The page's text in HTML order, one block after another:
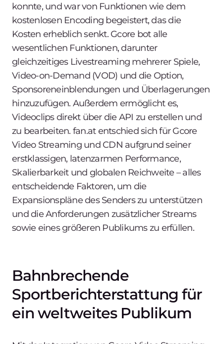
konnte, und war von Funktionen wie dem
kostenlosen Encoding begeistert, das die
Kosten erheblich senkt. Gcore bot alle
wesentlichen Funktionen, darunter
gleichzeitiges Livestreaming mehrerer Spiele,
Video-on-Demand (VOD) und die Option,
Sponsoreneinblendungen und Überlagerungen
hinzuzufügen. Außerdem ermöglicht es,
Videoclips direkt über die API zu erstellen und
zu bearbeiten. fan.at entschied sich für Gcore
Video Streaming und CDN aufgrund seiner
erstklassigen, latenzarmen Performance,
Skalierbarkeit und globalen Reichweite – alles
entscheidende Faktoren, um die
Expansionspläne des Senders zu unterstützen
und die Anforderungen zusätzlicher Streams
sowie eines größeren Publikums zu erfüllen.
Bahnbrechende
Sportberichterstattung für
ein weltweites Publikum